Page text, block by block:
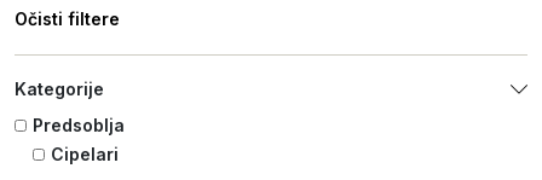
Očisti filtere
Kategorije
Predsoblja
Cipelari